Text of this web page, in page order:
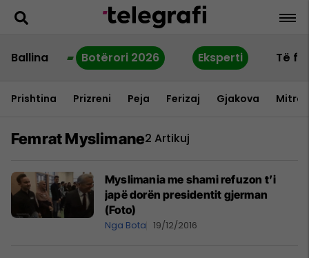
Ballina Botërori 2026 Eksperti Të
Prishtina Prizreni Peja Ferizaj Gjakova
Femrat Myslimane2 Artikuj
Myslimania me shami refuzon t’i
japë dorën presidentit gjerman
(Foto)
Nga Bota 19/12/2016